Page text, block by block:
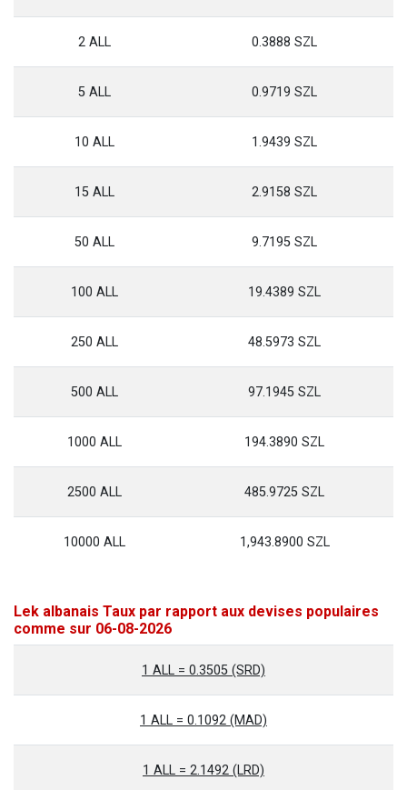
2 ALL 0.3888 SZL
5 ALL 0.9719 SZL
10 ALL 1.9439 SZL
15 ALL 2.9158 SZL
50 ALL 9.7195 SZL
100 ALL 19.4389 SZL
250 ALL 48.5973 SZL
500 ALL 97.1945 SZL
1000 ALL 194.3890 SZL
2500 ALL 485.9725 SZL
10000 ALL 1,943.8900 SZL
Lek albanais Taux par rapport aux devises populaires
comme sur 06-08-2026
1 ALL = 0.3505 (SRD)
1 ALL = 0.1092 (MAD)
1 ALL = 2.1492 (LRD)